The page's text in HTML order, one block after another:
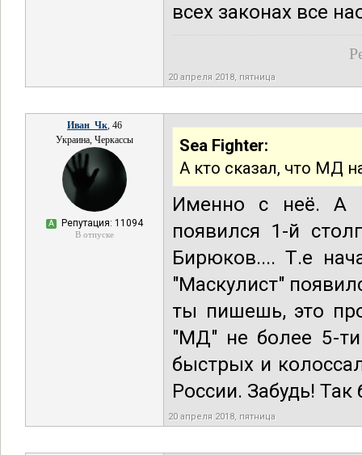
всех законах все
20 апреля 2018, пятница
Иван_Чк, 46
Украина, Черкассы
А Репутация: 11094
В отпуске
Sea Fighter:
А кто сказал, что МД
Именно с неё. А
появился 1-й
Бирюков.... Т.е
"Маскулист"
ты пишешь, это
"МД" не более 5-
быстрых и
России. Забудь!
20 апреля 2018, пятница